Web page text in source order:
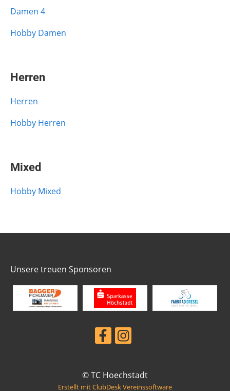
Damen 4
Hobby Damen
Herren
Herren
Hobby Herren
Mixed
Hobby Mixed
Unsere treuen Sponsoren
© TC Hoechstadt
Erstellt mit ClubDesk Vereinssoftware